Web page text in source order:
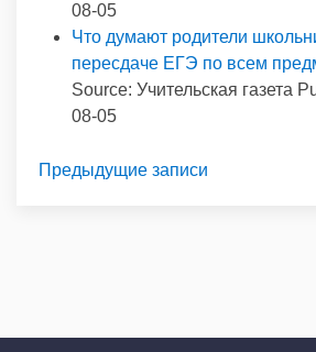
08-05
Что думают родители
пересдаче ЕГЭ по всем
Source: Учительская газета
08-05
Предыдущие записи